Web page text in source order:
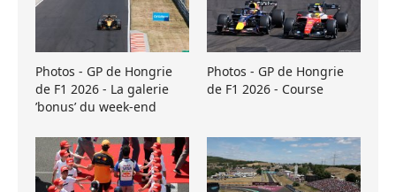
Photos - GP de Hongrie
de F1 2026 - La galerie
’bonus’ du week-end
Photos - GP de Hongrie
de F1 2026 - Course